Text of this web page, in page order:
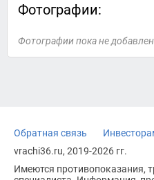
Фотографии:
Фотографии пока не
Обратная связь
vrachi36.ru, 2019-2026 гг.
Имеются противопоказания,